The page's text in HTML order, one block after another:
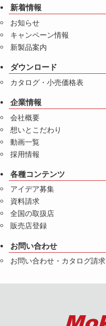
新着情報
お知らせ
キャンペーン情報
新製品案内
ダウンロード
カタログ・小売価格表
企業情報
会社概要
想いとこだわり
動画一覧
採用情報
各種コンテンツ
アイデア募集
資料請求
全国の取扱店
販売店登録
お問い合わせ
お問い合わせ・カタログ請求